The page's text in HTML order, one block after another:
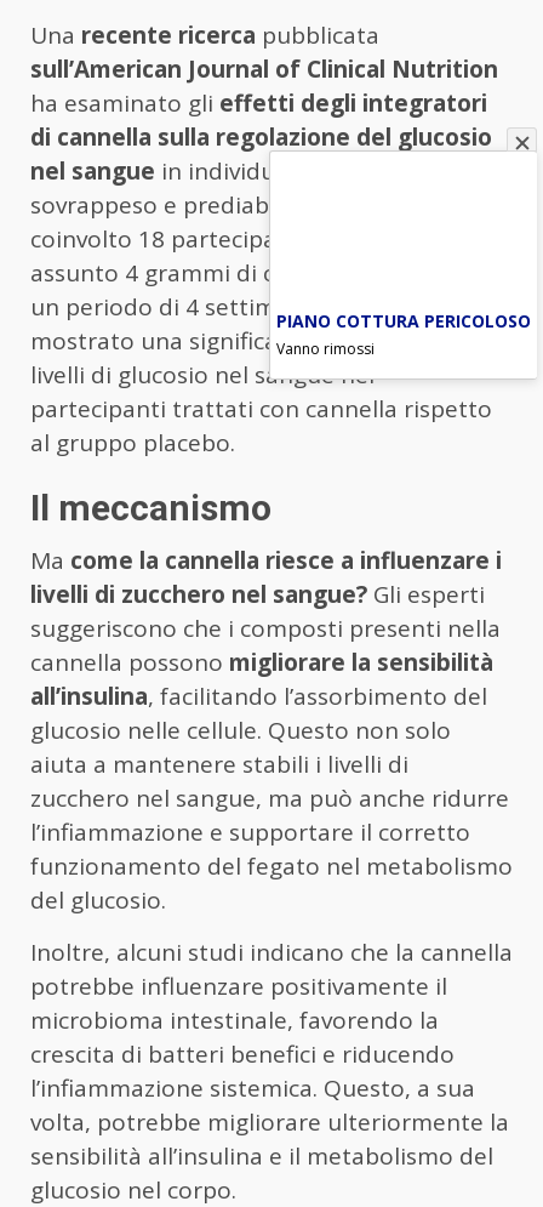
Una recente ricerca pubblicata
sull’American Journal of Clinical Nutrition
ha esaminato gli effetti degli integratori
di cannella sulla regolazione del glucosio
nel sangue in individui con obesità,
sovrappeso e prediabete. Lo studio ha
coinvolto 18 partecipanti che hanno
assunto 4 grammi di cannella al giorno per
un periodo di 4 settimane. I risultati hanno
mostrato una significativa riduzione dei
livelli di glucosio nel sangue nei
partecipanti trattati con cannella rispetto
al gruppo placebo.
Il meccanismo
Ma come la cannella riesce a influenzare i
livelli di zucchero nel sangue? Gli esperti
suggeriscono che i composti presenti nella
cannella possono migliorare la sensibilità
all’insulina, facilitando l’assorbimento del
glucosio nelle cellule. Questo non solo
aiuta a mantenere stabili i livelli di
zucchero nel sangue, ma può anche ridurre
l’infiammazione e supportare il corretto
funzionamento del fegato nel metabolismo
del glucosio.
Inoltre, alcuni studi indicano che la cannella
potrebbe influenzare positivamente il
microbioma intestinale, favorendo la
crescita di batteri benefici e riducendo
l’infiammazione sistemica. Questo, a sua
volta, potrebbe migliorare ulteriormente la
sensibilità all’insulina e il metabolismo del
glucosio nel corpo.
PIANO COTTURA PERICOLOSO
Vanno rimossi